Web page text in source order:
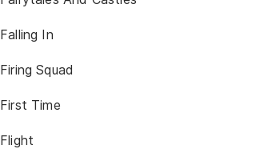
Falling In
Firing Squad
First Time
Flight